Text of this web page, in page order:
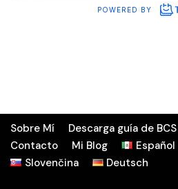
Sobre Mí Descarga guía de
Contacto
Mi Blog Español
Slovenčina
Deutsch